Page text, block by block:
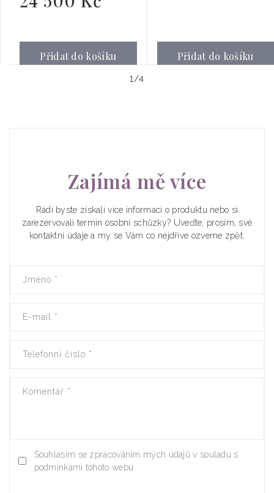
cena
Přidat do košíku Přidat do košíku
1 /z4
Zajímá mě více
Rádi byste získali více informací o produktu nebo si
zarezervovali termín osobní schůzky? Uveďte, prosím, své
kontaktní údaje a my se Vám co nejdříve ozveme zpět.
Jméno *
E-mail *
Telefonní číslo *
Komentář *
Souhlasím se zpracováním mých údajů v souladu s
podmínkami tohoto webu.